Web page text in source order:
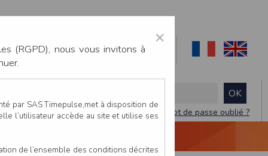
Mot de passe oublié ?
×
(RGPD), nous vous invitons à
par SAS Timepulse,met à disposition de
l’utilisateur accède au site et utilise ses
de l’ensemble des conditions décrites